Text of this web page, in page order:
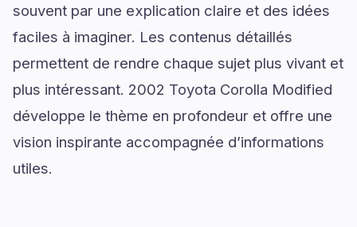
souvent par une explication claire et des idées
faciles à imaginer. Les contenus détaillés
permettent de rendre chaque sujet plus vivant et
plus intéressant. 2002 Toyota Corolla Modified
développe le thème en profondeur et offre une
vision inspirante accompagnée d’informations
utiles.